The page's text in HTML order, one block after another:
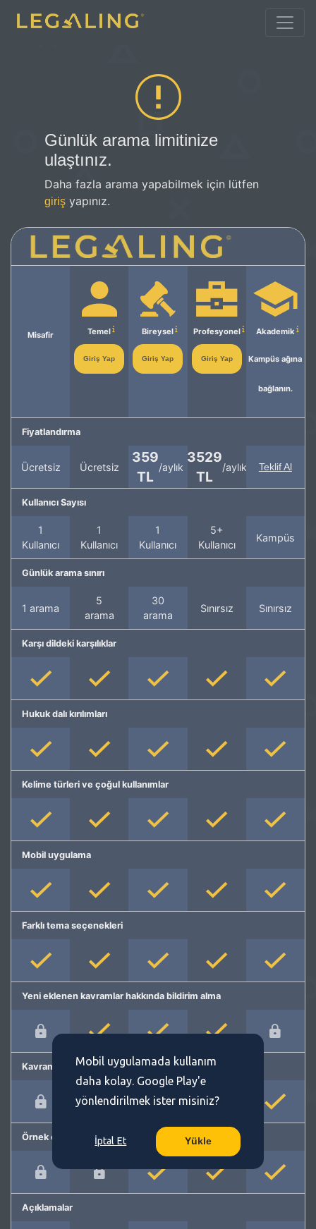
Günlük arama limitinize
ulaştınız.
Daha fazla arama yapabilmek için lütfen
giriş yapınız.
Misafir Temel
Giriş Yap
Bireysel
Giriş Yap
Profesyonel
Giriş Yap
Akademik
Kampüs ağına
bağlanın.
Fiyatlandırma
Ücretsiz Ücretsiz
359
TL
/aylık
3529
TL
/aylık Teklif Al
Kullanıcı Sayısı
1
Kullanıcı
1
Kullanıcı
1
Kullanıcı
5+
Kullanıcı
Kampüs
Günlük arama sınırı
1 arama
5
arama
30
arama
Sınırsız Sınırsız
Karşı dildeki karşılıklar
Hukuk dalı kırılımları
Kelime türleri ve çoğul kullanımlar
Mobil uygulama
Farklı tema seçenekleri
Yeni eklenen kavramlar hakkında bildirim alma
Kavram önerme
Örnek cümleler
Açıklamalar
Mobil uygulamada kullanım
daha kolay. Google Play'e
yönlendirilmek ister misiniz?
İptal Et Yükle